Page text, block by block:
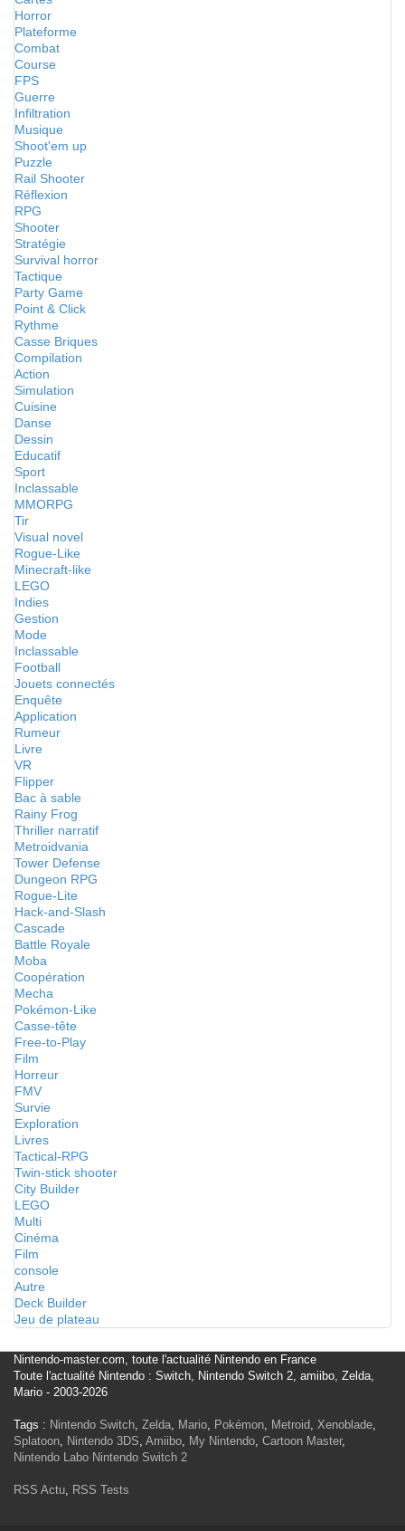
Horror
Plateforme
Combat
Course
FPS
Guerre
Infiltration
Musique
Shoot'em up
Puzzle
Rail Shooter
Réflexion
RPG
Shooter
Stratégie
Survival horror
Tactique
Party Game
Point & Click
Rythme
Casse Briques
Compilation
Action
Simulation
Cuisine
Danse
Dessin
Educatif
Sport
Inclassable
MMORPG
Tir
Visual novel
Rogue-Like
Minecraft-like
LEGO
Indies
Gestion
Mode
Inclassable
Football
Jouets connectés
Enquête
Application
Rumeur
Livre
VR
Flipper
Bac à sable
Rainy Frog
Thriller narratif
Metroidvania
Tower Defense
Dungeon RPG
Rogue-Lite
Hack-and-Slash
Cascade
Battle Royale
Moba
Coopération
Mecha
Pokémon-Like
Casse-tête
Free-to-Play
Film
Horreur
FMV
Survie
Exploration
Livres
Tactical-RPG
Twin-stick shooter
City Builder
LEGO
Multi
Cinéma
Film
console
Autre
Deck Builder
Jeu de plateau
Nintendo-master.com, toute l'actualité Nintendo en France
Toute l'actualité Nintendo : Switch, Nintendo Switch 2, amiibo, Zelda,
Mario - 2003-2026
Tags : Nintendo Switch, Zelda, Mario, Pokémon, Metroid, Xenoblade,
Splatoon, Nintendo 3DS, Amiibo, My Nintendo, Cartoon Master,
Nintendo Labo Nintendo Switch 2
RSS Actu, RSS Tests